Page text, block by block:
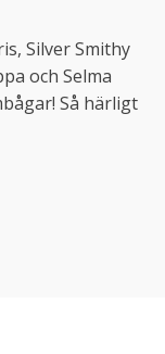
Silver Smithy
och Selma
Så härligt